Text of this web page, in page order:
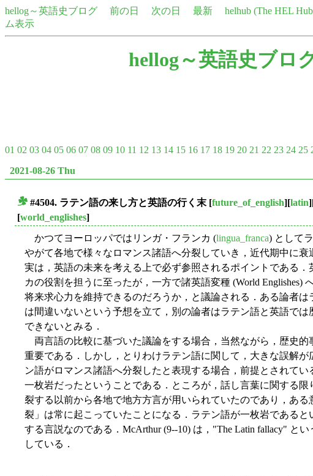
hellog～英語史ブログ 前の日 次の日 最新 helhub (The HEL
ム表示
hellog～英語史ブロ
01 02 03 04 05 06 07 08 09 10 11 12 13 14 15 16 17 18 19 20 21 22 23 24 25
2021-08-26 Thu
#4504. ラテン語の来し方と英語の行く末 [future_of_english][latin
[world_englishes]
かつてヨーロッパではリンガ・フランカ (lingua_franca) として
やがて各地で様々なロマンス諸語へ分裂していき，近代期中に
実は，英語の未来を考える上で必ず参照されるポイントである
カの役割を担うに至ったが，一方で諸英語変種 (World Englishes)
将来求心力を維持できるのだろうか，と議論される．ある論者は
は間違いないという予想を立て，別の論者はラテン語と英語で
できないとみる．
両言語の比較に基づいた議論をする場合，当然ながら，歴史的
重要である．しかし，とりわけラテン語に関して，大きな誤解
ン語がロマンス諸語へ分裂したと表現する場合，前提とされて
一枚岩だったということである．ところが，話し言葉に関する
裂する以前から各地で地方方言が用いられていたのであり，あ
裂」は常に起こっていたことになる．ラテン語が一枚岩である
する言説なのである．McArthur (9--10) は，"The Latin fallacy" と
している．